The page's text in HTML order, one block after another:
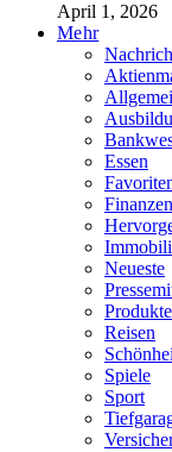
April 1, 2026
Mehr
Essen
Finanzen
Neueste
Produkte
Reisen
Spiele
Sport